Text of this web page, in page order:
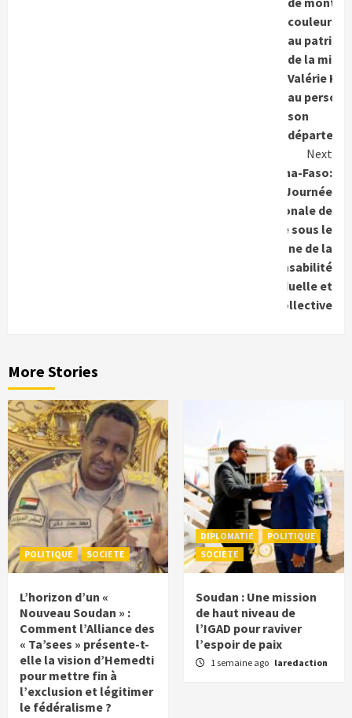
couleurs:
au
de la
Valérie
au
son
Next
Burkina-Faso:
Une Journée
nationale de
l’arbre sous le
signe de la
responsabilité
individuelle et
collective
More Stories
POLITIQUE SOCIETE
L’horizon d’un «
Nouveau Soudan » :
Comment l’Alliance des
« Ta’sees » présente-t-
elle la vision d’Hemedti
pour mettre fin à
l’exclusion et légitimer
le fédéralisme ?
DIPLOMATIE
POLITIQUE
SOCIETE
Soudan : Une mission
de haut niveau de
l’IGAD pour raviver
l’espoir de paix
1 semaine ago laredaction